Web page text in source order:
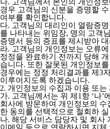
나. 고객님께서 본인의 개인정
경우 고객님의 신분을 증명할
여부를 확인합니다.
다. 고객님의 대리인이 열람증
를 나타내는 위임장, 명의 고객
증명서 등의 증표를 제시받아
라. 고객님의 개인정보는 오류
정정을 완료하기 전까지 당해
습니다. 또한 잘못된 개인정보
경우에는 정정 처리결과를 제3
이루어지도록 하겠습니다.
2. 개인정보의 수집과 이용 또는
가. 고객님께서는 위 제1항 ‘나’
회사에 방문하여 개인정보의
한 동의를 선택적으로 철회하
나. 해당 서비스 담당자 및 회사
이메일 등으로 연락하시면 지체